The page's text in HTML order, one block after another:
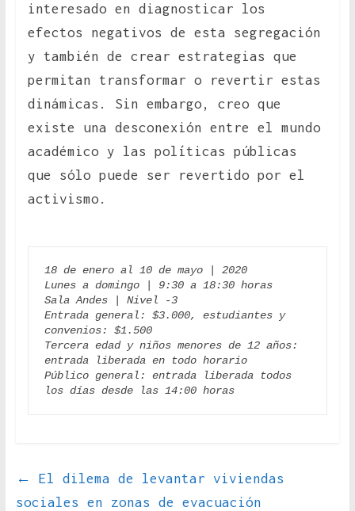
interesado en diagnosticar los
efectos negativos de esta segregación
y también de crear estrategias que
permitan transformar o revertir estas
dinámicas. Sin embargo, creo que
existe una desconexión entre el mundo
académico y las políticas públicas
que sólo puede ser revertido por el
activismo.
18 de enero al 10 de mayo | 2020
Lunes a domingo | 9:30 a 18:30 horas
Sala Andes | Nivel -3
Entrada general: $3.000, estudiantes y
convenios: $1.500
Tercera edad y niños menores de 12 años:
entrada liberada en todo horario
Público general: entrada liberada todos
los días desde las 14:00 horas
←
El dilema de levantar viviendas
sociales en zonas de evacuación